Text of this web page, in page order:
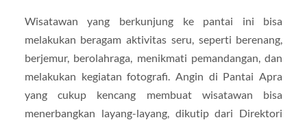
Wisatawan yang berkunjung ke pantai ini bisa
melakukan beragam aktivitas seru, seperti berenang,
berjemur, berolahraga, menikmati pemandangan, dan
melakukan kegiatan fotografi. Angin di Pantai Apra
yang cukup kencang membuat wisatawan bisa
menerbangkan layang-layang, dikutip dari Direktori